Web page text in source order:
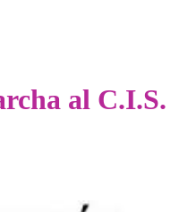
aquí
al C.I.S.